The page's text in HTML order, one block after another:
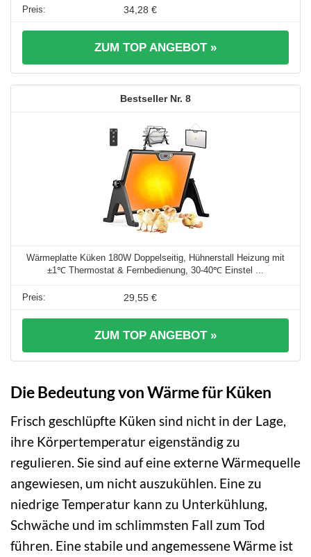
34,28 €
ZUM TOP ANGEBOT »
8
Wärmeplatte Küken 180W Doppelseitig, Hühnerstall Heizung mit
±1℃ Thermostat & Fernbedienung, 30-40℃ Einstel ...
29,55 €
ZUM TOP ANGEBOT »
Die Bedeutung von Wärme für Küken
Frisch geschlüpfte Küken sind nicht in der Lage,
ihre Körpertemperatur eigenständig zu
regulieren. Sie sind auf eine externe Wärmequelle
angewiesen, um nicht auszukühlen. Eine zu
niedrige Temperatur kann zu Unterkühlung,
Schwäche und im schlimmsten Fall zum Tod
führen. Eine stabile und angemessene Wärme ist